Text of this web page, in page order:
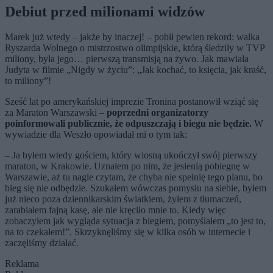
Debiut przed milionami widzów
Marek już wtedy – jakże by inaczej! – pobił pewien rekord: walka
Ryszarda Wolnego o mistrzostwo olimpijskie, którą śledziły w TVP
miliony, była jego… pierwszą transmisją na żywo. Jak mawiała
Judyta w filmie „Nigdy w życiu”: „Jak kochać, to księcia, jak kraść,
to miliony”!
Sześć lat po amerykańskiej imprezie Tronina postanowił wziąć się
za Maraton Warszawski – poprzedni organizatorzy
poinformowali publicznie, że odpuszczają i biegu nie będzie. W
wywiadzie dla Weszło opowiadał mi o tym tak:
– Ja byłem wtedy gościem, który wiosną ukończył swój pierwszy
maraton, w Krakowie. Uznałem po nim, że jesienią pobiegnę w
Warszawie, aż tu nagle czytam, że chyba nie spełnię tego planu, bo
bieg się nie odbędzie. Szukałem wówczas pomysłu na siebie, byłem
już nieco poza dziennikarskim światkiem, żyłem z tłumaczeń,
zarabiałem fajną kasę, ale nie kręciło mnie to. Kiedy więc
zobaczyłem jak wygląda sytuacja z biegiem, pomyślałem „to jest to,
na to czekałem!”. Skrzyknęliśmy się w kilka osób w internecie i
zaczęliśmy działać.
Reklama